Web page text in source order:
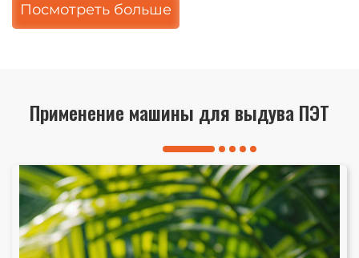
Посмотреть больше
Применение машины для выдува ПЭТ